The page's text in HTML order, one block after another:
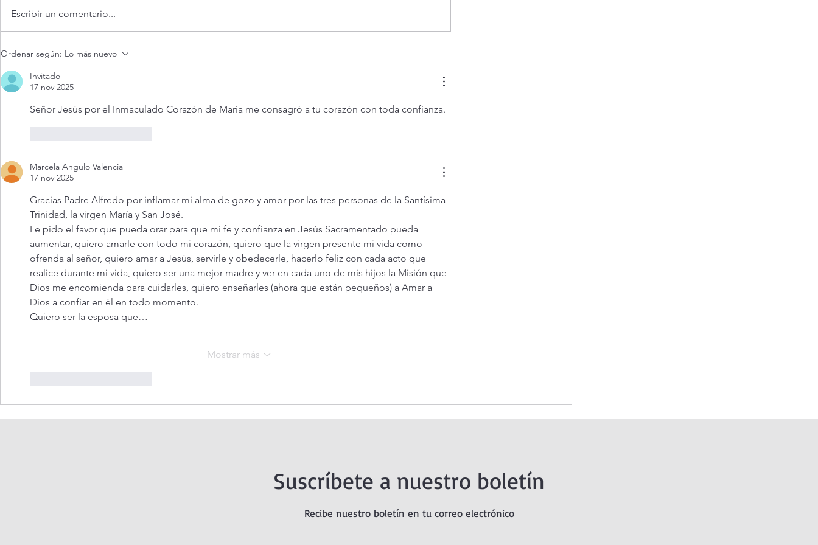
Oración de la mañana. 7 de
Escribir un comentario...
Ordenar según: Lo más nuevo
Invitado
17 nov 2025
Señor Jesús por el Inmaculado Corazón de María me consagró a tu corazón con toda confianza.
Marcela Angulo Valencia
17 nov 2025
Gracias Padre Alfredo por inflamar mi alma de gozo y amor por las tres personas de la Santísima
Trinidad, la virgen María y San José.
Le pido el favor que pueda orar para que mi fe y confianza en Jesús Sacramentado pueda
aumentar, quiero amarle con todo mi corazón, quiero que la virgen presente mi vida como
ofrenda al señor, quiero amar a Jesús, servirle y obedecerle, hacerlo feliz con cada acto que
realice durante mi vida, quiero ser una mejor madre y ver en cada uno de mis hijos la Misión que
Dios me encomienda para cuidarles, quiero enseñarles (ahora que están pequeños) a Amar a
Dios a confiar en él en todo momento.
Quiero ser la esposa que…
Mostrar más
Suscríbete a nuestro boletín
Recibe nuestro boletín en tu correo electrónico